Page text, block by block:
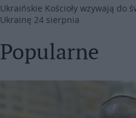
Ukraińskie Kościoły wzywają do
Ukrainę 24 sierpnia
Popularne